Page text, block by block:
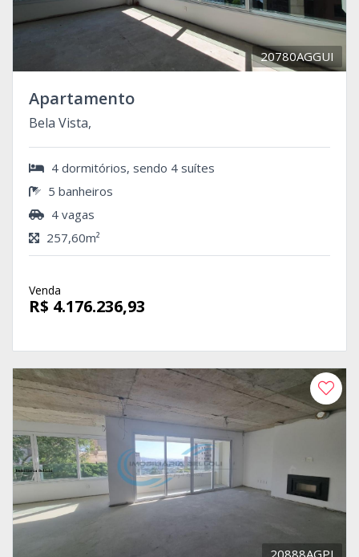
20780AGGUI
Apartamento
Bela Vista,
4 dormitórios, sendo 4 suítes
5 banheiros
4 vagas
257,60m²
Venda
R$ 4.176.236,93
20888AGPI